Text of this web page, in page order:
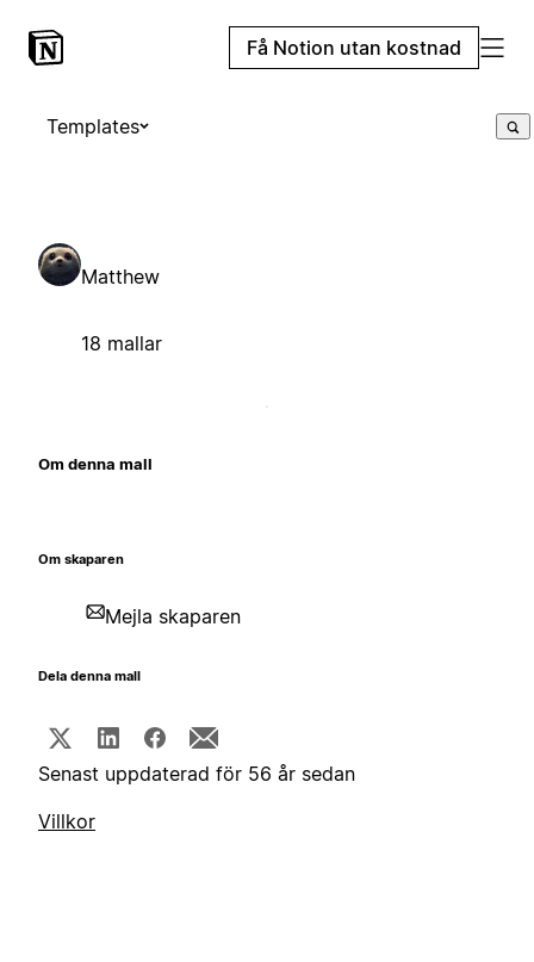
Få Notion utan kostnad
Templates
Matthew
18 mallar
Om denna mall
Om skaparen
Mejla skaparen
Dela denna mall
Senast uppdaterad för 56 år sedan
Villkor